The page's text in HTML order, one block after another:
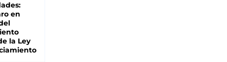
en
la Ley